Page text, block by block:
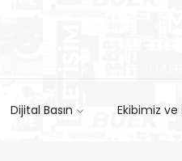
Dijital Basın Ekibimiz